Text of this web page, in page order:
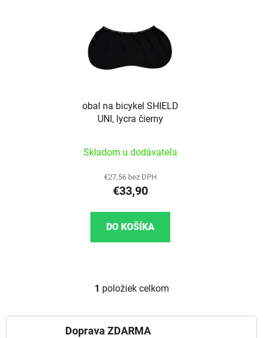
obal na bicykel SHIELD
UNI, lycra čierny
Skladom u dodávateľa
€27,56 bez DPH
€33,90
DO KOŠÍKA
Ovládacie prvky výpisu
1 položiek celkom
Doprava ZDARMA